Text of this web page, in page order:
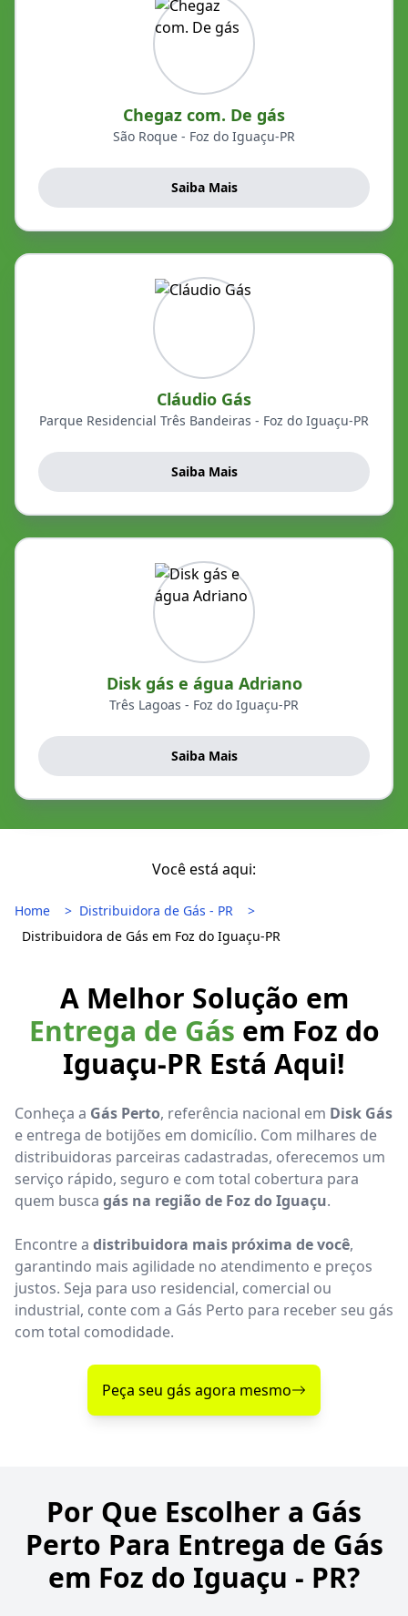
Chegaz com. De gás
São Roque - Foz do Iguaçu-PR
Saiba Mais
Cláudio Gás
Parque Residencial Três Bandeiras - Foz do Iguaçu-PR
Saiba Mais
Disk gás e água Adriano
Três Lagoas - Foz do Iguaçu-PR
Saiba Mais
Você está aqui:
Home
Distribuidora de Gás - PR
Distribuidora de Gás em Foz do Iguaçu-PR
A Melhor Solução em
Entrega de Gás em Foz do
Iguaçu-PR Está Aqui!
Conheça a Gás Perto, referência nacional em Disk Gás
e entrega de botijões em domicílio. Com milhares de
distribuidoras parceiras cadastradas, oferecemos um
serviço rápido, seguro e com total cobertura para
quem busca gás na região de Foz do Iguaçu.
Encontre a distribuidora mais próxima de você,
garantindo mais agilidade no atendimento e preços
justos. Seja para uso residencial, comercial ou
industrial, conte com a Gás Perto para receber seu gás
com total comodidade.
Peça seu gás agora mesmo
Por Que Escolher a Gás
Perto Para Entrega de Gás
em Foz do Iguaçu - PR?